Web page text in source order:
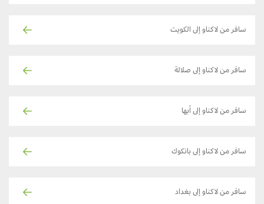
سافر من لاكناو إلى الكويت
سافر من لاكناو إلى صلالة
سافر من لاكناو إلى أبها
سافر من لاكناو إلى بانكوك
سافر من لاكناو إلى بغداد